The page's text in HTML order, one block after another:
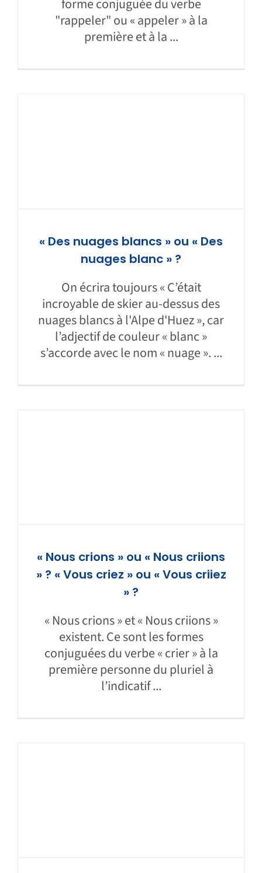
forme conjuguée du verbe
"rappeler" ou « appeler » à la
première et à la ...
« Des nuages blancs » ou « Des
nuages blanc » ?
On écrira toujours « C’était
incroyable de skier au-dessus des
nuages blancs à l'Alpe d'Huez », car
l’adjectif de couleur « blanc »
s’accorde avec le nom « nuage ». ...
« Nous crions » ou « Nous criions
» ? « Vous criez » ou « Vous criiez
» ?
« Nous crions » et « Nous criions »
existent. Ce sont les formes
conjuguées du verbe « crier » à la
première personne du pluriel à
l’indicatif ...